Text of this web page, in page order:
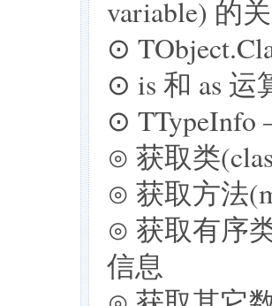
variable) 的
⊙
⊙ is 和 as 运
⊙ TTypeInfo
⊙ 获取类
⊙ 获取方法
⊙ 获取有序
信息